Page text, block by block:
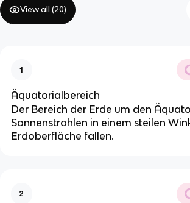
View all (20)
1
Äquatorialbereich
Der Bereich der Erde um den
Sonnenstrahlen in einem steilen
Erdoberfläche fallen.
2